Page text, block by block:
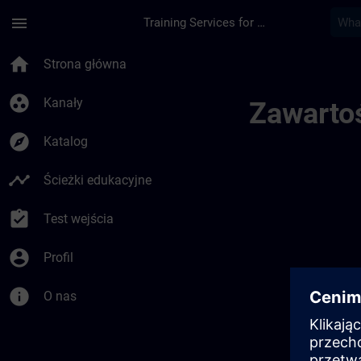
menu Training Services for Digital Industries
home Strona główna
group_work Kanały
explore Katalog
timeline Ścieżki edukacyjne
assignment_turned_in Test wejścia
account_circle Profil
info O nas